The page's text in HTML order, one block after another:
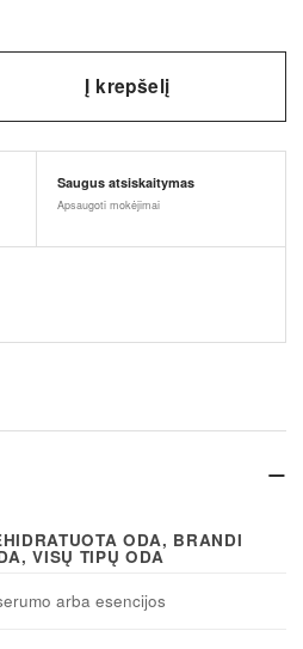
−
ODA, BRANDI
VISŲ TIPŲ ODA
arba esencijos
Į krepšelį
Saugus atsiskaitymas
Apsaugoti mokėjimai